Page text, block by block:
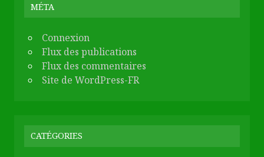
MÉTA
Connexion
Flux des publications
Flux des commentaires
Site de WordPress-FR
CATÉGORIES